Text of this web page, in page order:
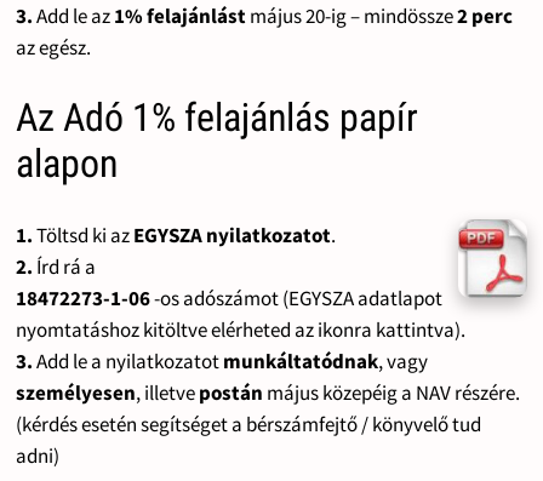
3.Add le az1% felajánlástmájus 20-ig – mindössze2 perc
az egész.
Az Adó 1% felajánlás papír
alapon
1.Töltsd ki azEGYSZA nyilatkozatot.
2. Írd rá a
18472273-1-06-os adószámot (EGYSZA adatlapot
nyomtatáshoz kitöltve elérheted az ikonra kattintva).
3.Add le a nyilatkozatotmunkáltatódnak, vagy
személyesen, illetvepostán május közepéig a NAV részére.
(kérdés esetén segítséget a bérszámfejtő / könyvelő tud
adni)